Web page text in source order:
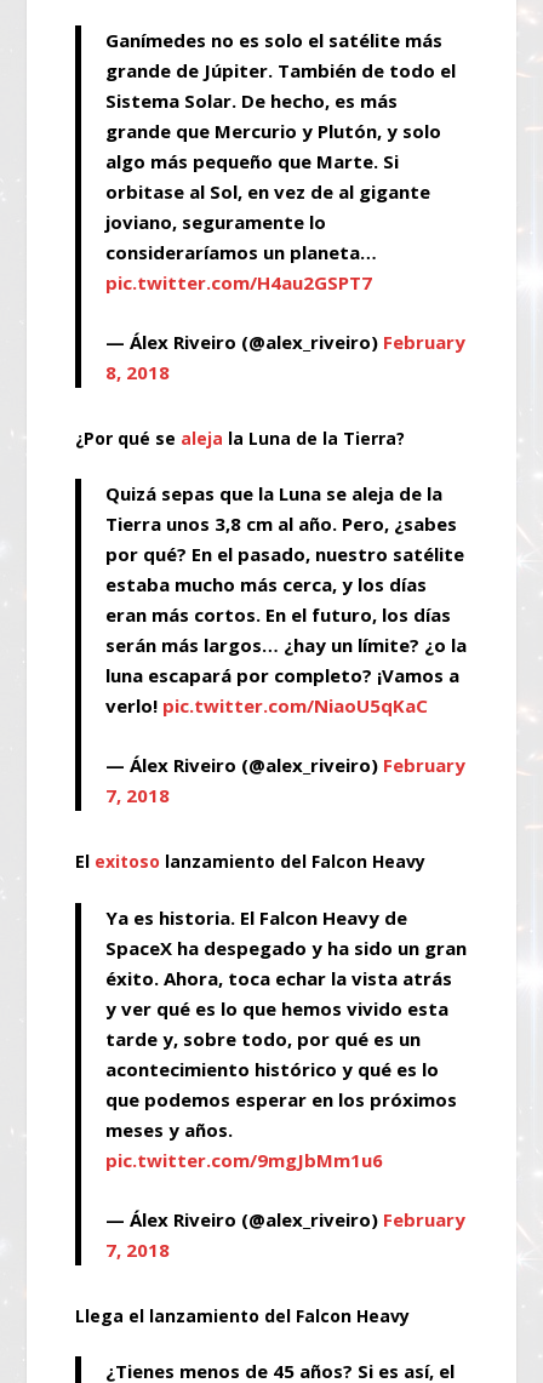
Ganímedes no es solo el satélite más
grande de Júpiter. También de todo el
Sistema Solar. De hecho, es más
grande que Mercurio y Plutón, y solo
algo más pequeño que Marte. Si
orbitase al Sol, en vez de al gigante
joviano, seguramente lo
consideraríamos un planeta…
pic.twitter.com/H4au2GSPT7
— Álex Riveiro (@alex_riveiro) February
8, 2018
¿Por qué se aleja la Luna de la Tierra?
Quizá sepas que la Luna se aleja de la
Tierra unos 3,8 cm al año. Pero, ¿sabes
por qué? En el pasado, nuestro satélite
estaba mucho más cerca, y los días
eran más cortos. En el futuro, los días
serán más largos… ¿hay un límite? ¿o la
luna escapará por completo? ¡Vamos a
verlo! pic.twitter.com/NiaoU5qKaC
— Álex Riveiro (@alex_riveiro) February
7, 2018
El exitoso lanzamiento del Falcon Heavy
Ya es historia. El Falcon Heavy de
SpaceX ha despegado y ha sido un gran
éxito. Ahora, toca echar la vista atrás
y ver qué es lo que hemos vivido esta
tarde y, sobre todo, por qué es un
acontecimiento histórico y qué es lo
que podemos esperar en los próximos
meses y años.
pic.twitter.com/9mgJbMm1u6
— Álex Riveiro (@alex_riveiro) February
7, 2018
Llega el lanzamiento del Falcon Heavy
¿Tienes menos de 45 años? Si es así, el